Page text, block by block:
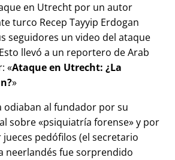
en Utrecht por un autor
turco Recep Tayyip Erdogan
seguidores un video del ataque
llevó a un reportero de Arab
Ataque en Utrecht: ¿La
odiaban al fundador por su
sobre psiquiatría forense y por
pedófilos (el secretario
neerlandés fue sorprendido